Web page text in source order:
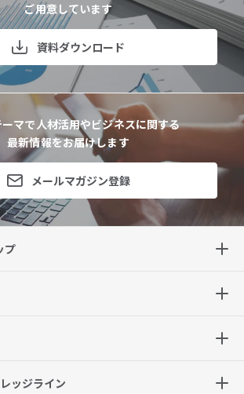
ご用意しています
資料ダウンロード
マで人材活用やビジネスに関する
最新情報をお届けします
メールマガジン登録
プ
ッジライン